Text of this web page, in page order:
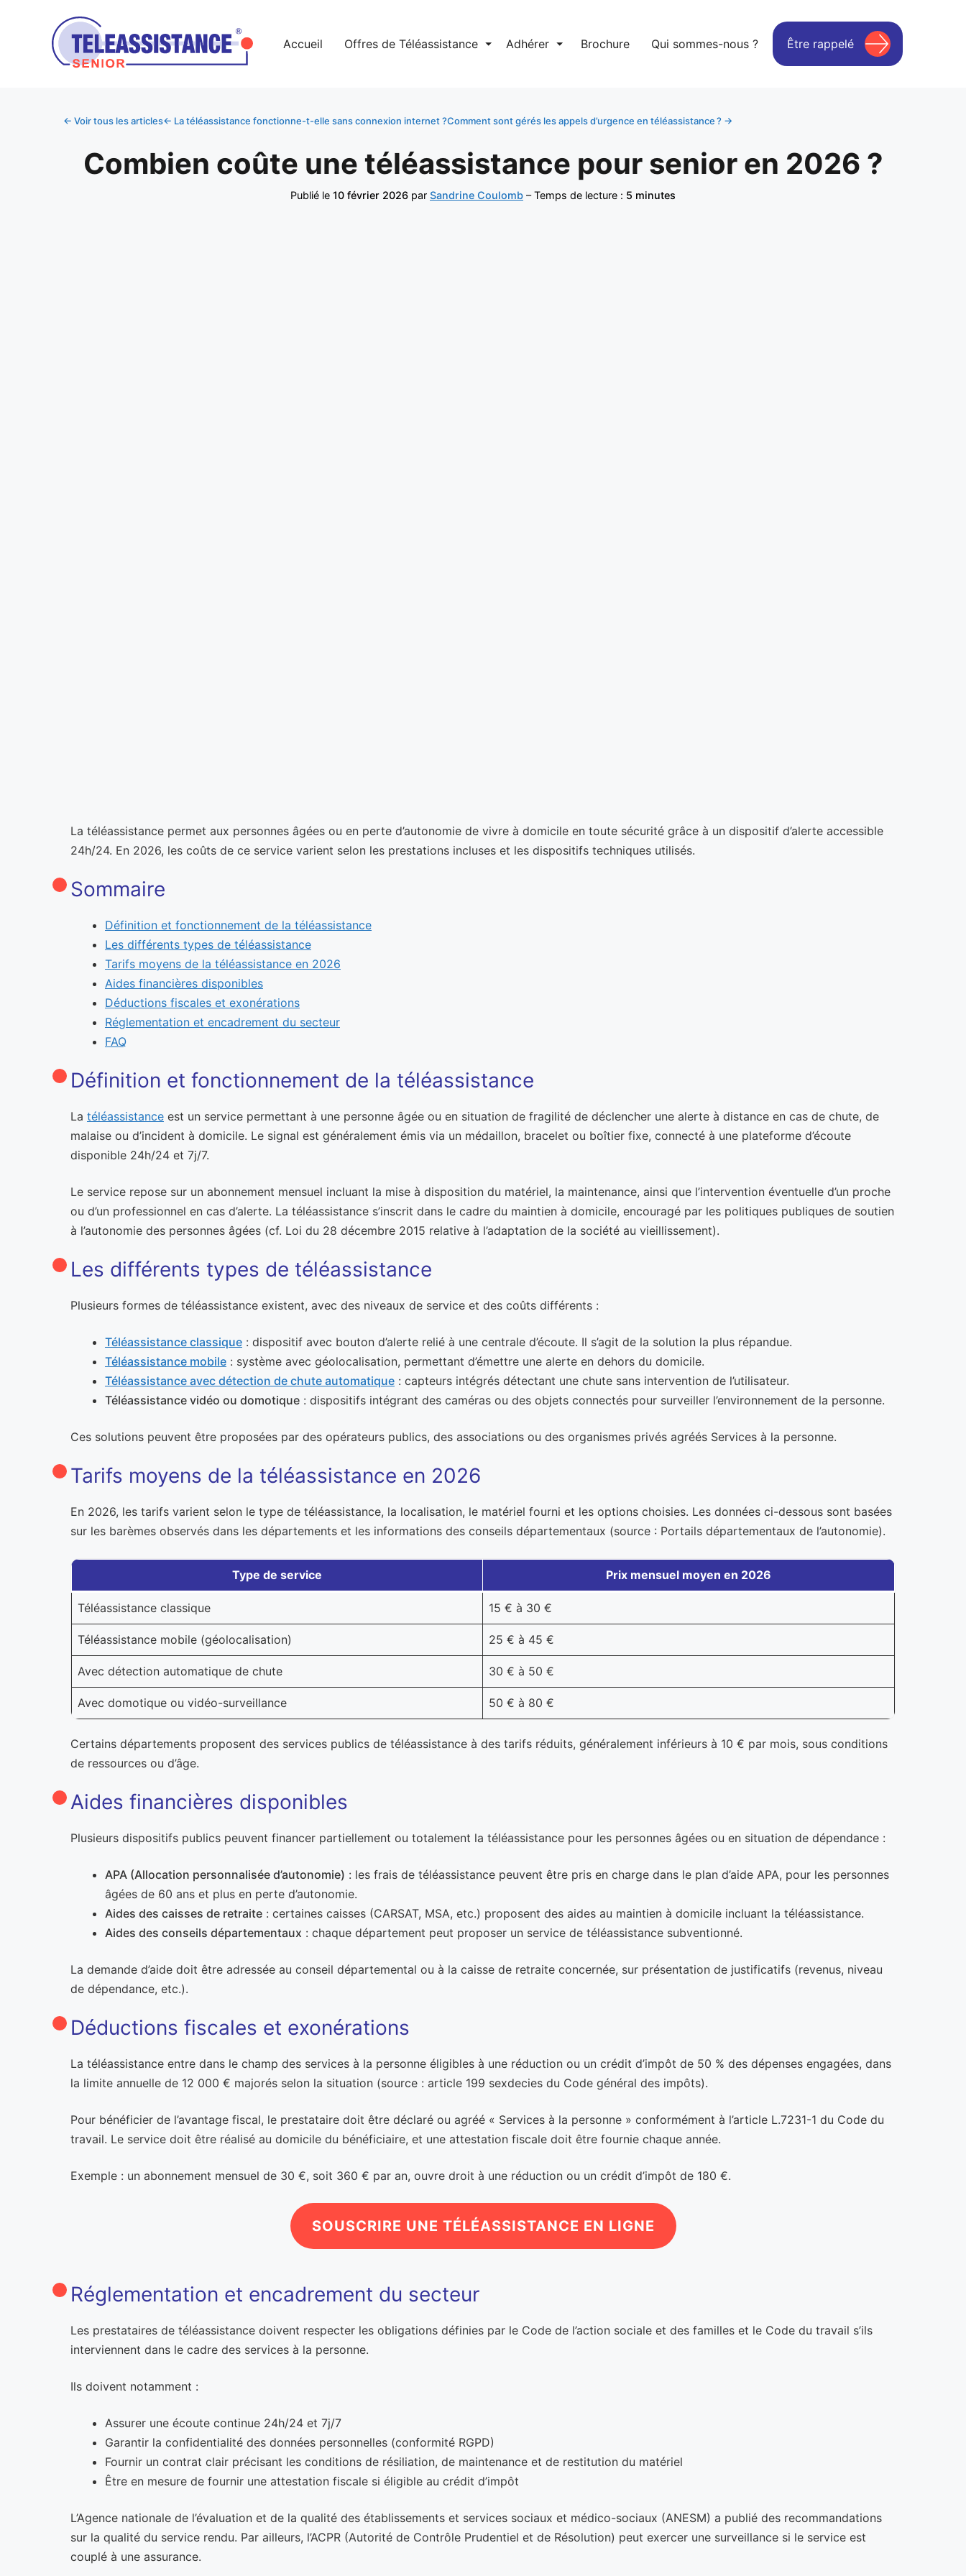
Accueil Offres de Téléassistance ⏷ Adhérer ⏷ Brochure Qui sommes-nous ? Être rappelé
← Voir tous les articles← La téléassistance fonctionne-t-elle sans connexion internet ?Comment sont gérés les appels d’urgence en téléassistance ? →
Combien coûte une téléassistance pour senior en 2026 ?
Publié le 10 février 2026 par Sandrine Coulomb – Temps de lecture : 5 minutes
La téléassistance permet aux personnes âgées ou en perte d’autonomie de vivre à domicile en toute sécurité grâce à un dispositif d’alerte accessible
24h/24. En 2026, les coûts de ce service varient selon les prestations incluses et les dispositifs techniques utilisés.
Sommaire
Définition et fonctionnement de la téléassistance
Les différents types de téléassistance
Tarifs moyens de la téléassistance en 2026
Aides financières disponibles
Déductions fiscales et exonérations
Réglementation et encadrement du secteur
FAQ
Définition et fonctionnement de la téléassistance
La téléassistance est un service permettant à une personne âgée ou en situation de fragilité de déclencher une alerte à distance en cas de chute, de
malaise ou d’incident à domicile. Le signal est généralement émis via un médaillon, bracelet ou boîtier fixe, connecté à une plateforme d’écoute
disponible 24h/24 et 7j/7.
Le service repose sur un abonnement mensuel incluant la mise à disposition du matériel, la maintenance, ainsi que l’intervention éventuelle d’un proche
ou d’un professionnel en cas d’alerte. La téléassistance s’inscrit dans le cadre du maintien à domicile, encouragé par les politiques publiques de soutien
à l’autonomie des personnes âgées (cf. Loi du 28 décembre 2015 relative à l’adaptation de la société au vieillissement).
Les différents types de téléassistance
Plusieurs formes de téléassistance existent, avec des niveaux de service et des coûts différents :
Téléassistance classique : dispositif avec bouton d’alerte relié à une centrale d’écoute. Il s’agit de la solution la plus répandue.
Téléassistance mobile : système avec géolocalisation, permettant d’émettre une alerte en dehors du domicile.
Téléassistance avec détection de chute automatique : capteurs intégrés détectant une chute sans intervention de l’utilisateur.
Téléassistance vidéo ou domotique : dispositifs intégrant des caméras ou des objets connectés pour surveiller l’environnement de la personne.
Ces solutions peuvent être proposées par des opérateurs publics, des associations ou des organismes privés agréés Services à la personne.
Tarifs moyens de la téléassistance en 2026
En 2026, les tarifs varient selon le type de téléassistance, la localisation, le matériel fourni et les options choisies. Les données ci-dessous sont basées
sur les barèmes observés dans les départements et les informations des conseils départementaux (source : Portails départementaux de l’autonomie).
Type de service Prix mensuel moyen en 2026
Téléassistance classique 15 € à 30 €
Téléassistance mobile (géolocalisation) 25 € à 45 €
Avec détection automatique de chute 30 € à 50 €
Avec domotique ou vidéo-surveillance 50 € à 80 €
Certains départements proposent des services publics de téléassistance à des tarifs réduits, généralement inférieurs à 10 € par mois, sous conditions
de ressources ou d’âge.
Aides financières disponibles
Plusieurs dispositifs publics peuvent financer partiellement ou totalement la téléassistance pour les personnes âgées ou en situation de dépendance :
APA (Allocation personnalisée d’autonomie) : les frais de téléassistance peuvent être pris en charge dans le plan d’aide APA, pour les personnes
âgées de 60 ans et plus en perte d’autonomie.
Aides des caisses de retraite : certaines caisses (CARSAT, MSA, etc.) proposent des aides au maintien à domicile incluant la téléassistance.
Aides des conseils départementaux : chaque département peut proposer un service de téléassistance subventionné.
La demande d’aide doit être adressée au conseil départemental ou à la caisse de retraite concernée, sur présentation de justificatifs (revenus, niveau
de dépendance, etc.).
Déductions fiscales et exonérations
La téléassistance entre dans le champ des services à la personne éligibles à une réduction ou un crédit d’impôt de 50 % des dépenses engagées, dans
la limite annuelle de 12 000 € majorés selon la situation (source : article 199 sexdecies du Code général des impôts).
Pour bénéficier de l’avantage fiscal, le prestataire doit être déclaré ou agréé « Services à la personne » conformément à l’article L.7231-1 du Code du
travail. Le service doit être réalisé au domicile du bénéficiaire, et une attestation fiscale doit être fournie chaque année.
Exemple : un abonnement mensuel de 30 €, soit 360 € par an, ouvre droit à une réduction ou un crédit d’impôt de 180 €.
SOUSCRIRE UNE TÉLÉASSISTANCE EN LIGNE
Réglementation et encadrement du secteur
Les prestataires de téléassistance doivent respecter les obligations définies par le Code de l’action sociale et des familles et le Code du travail s’ils
interviennent dans le cadre des services à la personne.
Ils doivent notamment :
Assurer une écoute continue 24h/24 et 7j/7
Garantir la confidentialité des données personnelles (conformité RGPD)
Fournir un contrat clair précisant les conditions de résiliation, de maintenance et de restitution du matériel
Être en mesure de fournir une attestation fiscale si éligible au crédit d’impôt
L’Agence nationale de l’évaluation et de la qualité des établissements et services sociaux et médico-sociaux (ANESM) a publié des recommandations
sur la qualité du service rendu. Par ailleurs, l’ACPR (Autorité de Contrôle Prudentiel et de Résolution) peut exercer une surveillance si le service est
couplé à une assurance.